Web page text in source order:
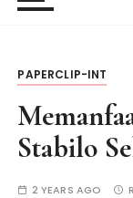
PAPERCLIP-INT
Stabilo
2 YEARS AGO